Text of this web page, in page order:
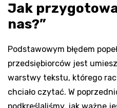
Jak
nas?”
Podstawowym błędem
przedsiębiorców jest
warstwy tekstu, którego
chciało czytać. W